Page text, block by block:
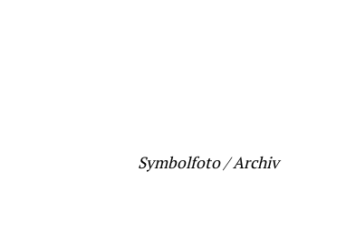
Symbolfoto / Archiv